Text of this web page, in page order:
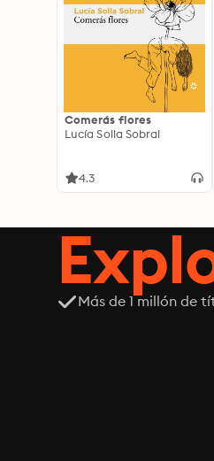
Comerás flores
Lucía Solla Sobral
4.3
Más de 1 millón de